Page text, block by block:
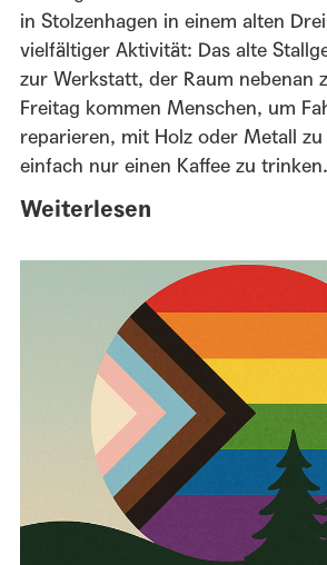
in Stolzenhagen in einem alten
vielfältiger Aktivität: Das alte
zur Werkstatt, der Raum nebenan
Freitag kommen Menschen, um
reparieren, mit Holz oder Metall
einfach nur einen Kaffee zu trinken.
Weiterlesen